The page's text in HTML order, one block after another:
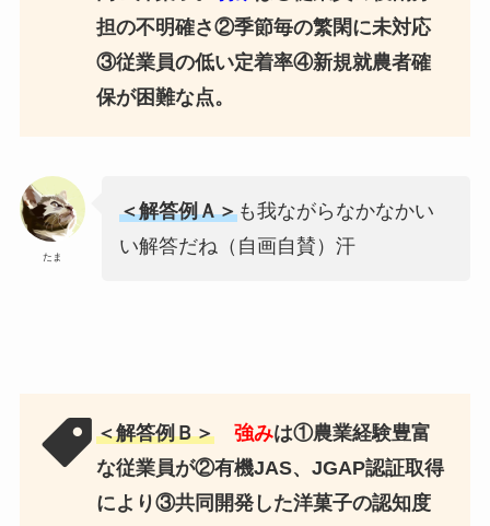
担の不明確さ②季節毎の繁閑に未対応
③従業員の低い定着率④新規就農者確
保が困難な点。
たま
＜解答例Ａ＞も我ながらなかなかい
い解答だね（自画自賛）汗
＜解答例Ｂ＞ 強みは①農業経験豊富
な従業員が②有機JAS、JGAP認証取得
により③共同開発した洋菓子の認知度